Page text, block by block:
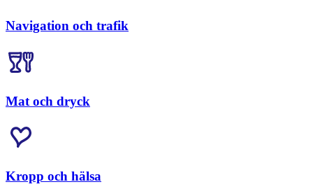
Navigation och trafik
Mat och dryck
Kropp och hälsa